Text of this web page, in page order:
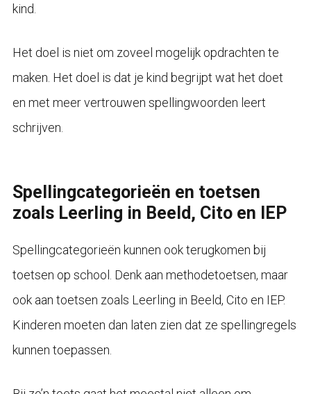
kind.
Het doel is niet om zoveel mogelijk opdrachten te
maken. Het doel is dat je kind begrijpt wat het doet
en met meer vertrouwen spellingwoorden leert
schrijven.
Spellingcategorieën en toetsen
zoals Leerling in Beeld, Cito en IEP
Spellingcategorieën kunnen ook terugkomen bij
toetsen op school. Denk aan methodetoetsen, maar
ook aan toetsen zoals Leerling in Beeld, Cito en IEP.
Kinderen moeten dan laten zien dat ze spellingregels
kunnen toepassen.